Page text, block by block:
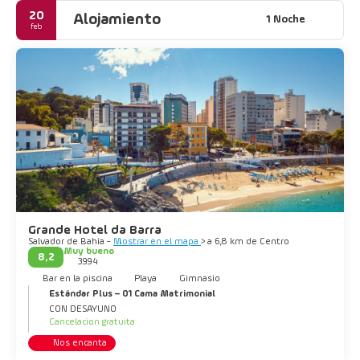
Salvador te abraza y no dejarte ir, así que venga y asuma su
20
feb Alojamiento 1 Noche
Grande Hotel da Barra
Salvador de Bahía - Mostrar en el mapa > a 6,8 km de Centro
8,2
Muy bueno
3994
Bar en la piscina
Playa
Gimnasio
Estándar Plus – 01 Cama Matrimonial
CON DESAYUNO
Cancelacion gratuita
Nos encanta